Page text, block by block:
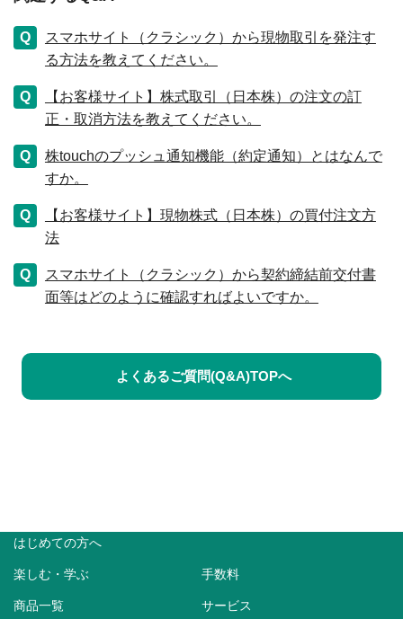
スマホサイト（クラシック）から現物取引を発注す
る方法を教えてください。
【お客様サイト】株式取引（日本株）の注文の訂
正・取消方法を教えてください。
株touchのプッシュ通知機能（約定通知）とはなんで
すか。
【お客様サイト】現物株式（日本株）の買付注文方
法
スマホサイト（クラシック）から契約締結前交付書
面等はどのように確認すればよいですか。
よくあるご質問(Q&A)TOPへ
はじめての方へ
楽しむ・学ぶ 手数料
商品一覧 サービス